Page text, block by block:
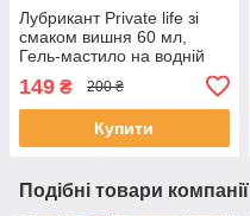
Лубрикант Private life зі
смаком вишня 60 мл,
Гель-мастило на водній
149 ₴ 200 ₴
Купити
Подібні товари компанії